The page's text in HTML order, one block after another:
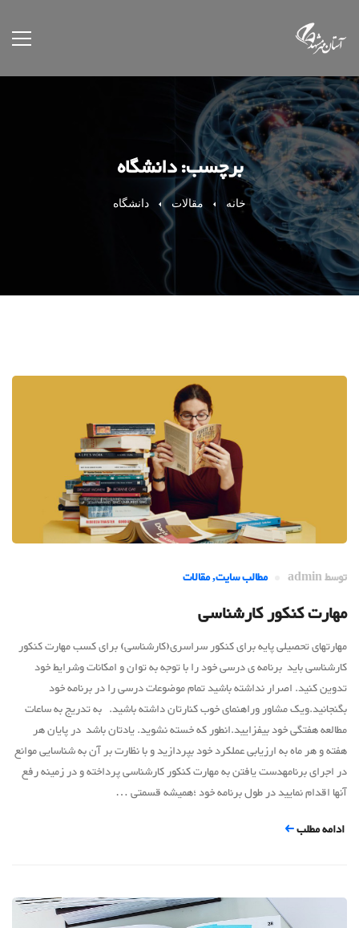
برچسب: دانشگاه
خانه مقالات دانشگاه
توسطadmin مطالب سایت,مقالات
مهارت کنکور کارشناسی
مهارتهای تحصیلی پایه برای کنکور سراسری(کارشناسی) برای کسب مهارت کنکور
کارشناسی باید برنامه ی درسی خود را با توجه به توان و امکانات وشرایط خود
تدوین کنید. اصرار نداشته باشید تمام موضوعات درسی را در برنامه خود
بگنجانید.ویک مشاور وراهنمای خوب کنارتان داشته باشید. به تدریج به ساعات
مطالعه هفتگی خود بیفزایید.انطور که خسته نشوید. یادتان باشد در پایان هر
هفته و هر ماه به ارزیابی عملکرد خود بپردازید و با نظارت بر آن به شناسایی موانع
در اجرای برنامهدست یافتن به مهارت کنکور کارشناسی پرداخته و در زمینه رفع
آنها اقدام نمایید در طول برنامه خود ؛همیشه قسمتی …
ادامه مطلب